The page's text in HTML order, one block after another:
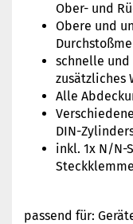
Ober- und
Obere und
schnelle und
zusätzliches
Alle
DIN-
inkl. 1x N/N-
passend für: